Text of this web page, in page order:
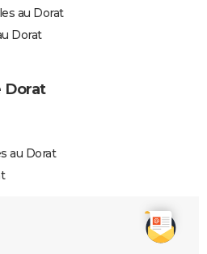
au Dorat
Dorat
Dorat
au Dorat